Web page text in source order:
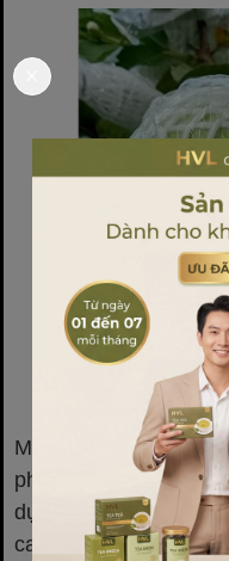
Mặc dù xốp bọc trái
phải loại cây nào
dụng. Những loại trái
cao như mít, sầu